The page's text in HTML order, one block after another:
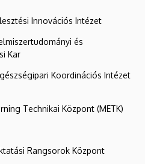
Innovációs Intézet
és
Kar
Koordinációs Intézet
Technikai Központ (METK)
Rangsorok Központ